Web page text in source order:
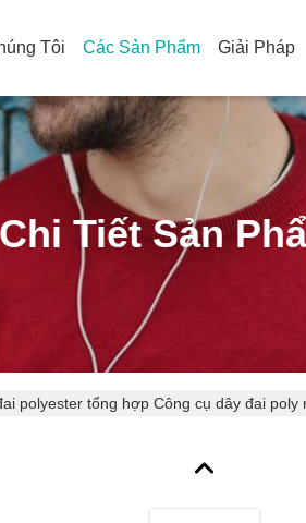
Tôi Các Sản Phẩm Giải Pháp
Chi Tiết Sản
polyester tổng hợp Công cụ dây đai poly